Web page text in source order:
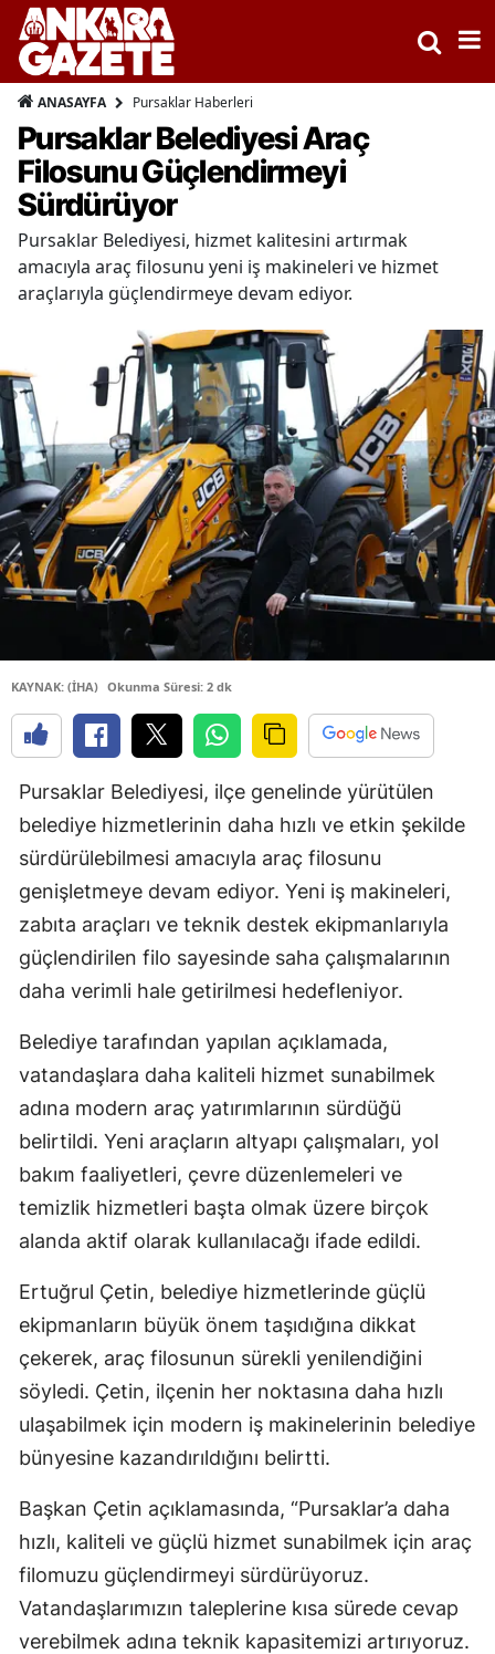
ANASAYFA Pursaklar Haberleri
Pursaklar Belediyesi Araç
Filosunu Güçlendirmeyi
Sürdürüyor
Pursaklar Belediyesi, hizmet kalitesini artırmak
amacıyla araç filosunu yeni iş makineleri ve hizmet
araçlarıyla güçlendirmeye devam ediyor.
KAYNAK: (İHA) Okunma Süresi: 2 dk
Pursaklar Belediyesi, ilçe genelinde yürütülen
belediye hizmetlerinin daha hızlı ve etkin şekilde
sürdürülebilmesi amacıyla araç filosunu
genişletmeye devam ediyor. Yeni iş makineleri,
zabıta araçları ve teknik destek ekipmanlarıyla
güçlendirilen filo sayesinde saha çalışmalarının
daha verimli hale getirilmesi hedefleniyor.
Belediye tarafından yapılan açıklamada,
vatandaşlara daha kaliteli hizmet sunabilmek
adına modern araç yatırımlarının sürdüğü
belirtildi. Yeni araçların altyapı çalışmaları, yol
bakım faaliyetleri, çevre düzenlemeleri ve
temizlik hizmetleri başta olmak üzere birçok
alanda aktif olarak kullanılacağı ifade edildi.
Ertuğrul Çetin, belediye hizmetlerinde güçlü
ekipmanların büyük önem taşıdığına dikkat
çekerek, araç filosunun sürekli yenilendiğini
söyledi. Çetin, ilçenin her noktasına daha hızlı
ulaşabilmek için modern iş makinelerinin belediye
bünyesine kazandırıldığını belirtti.
Başkan Çetin açıklamasında, “Pursaklar’a daha
hızlı, kaliteli ve güçlü hizmet sunabilmek için araç
filomuzu güçlendirmeyi sürdürüyoruz.
Vatandaşlarımızın taleplerine kısa sürede cevap
verebilmek adına teknik kapasitemizi artırıyoruz.